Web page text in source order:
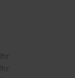
veröffentlicht.
und